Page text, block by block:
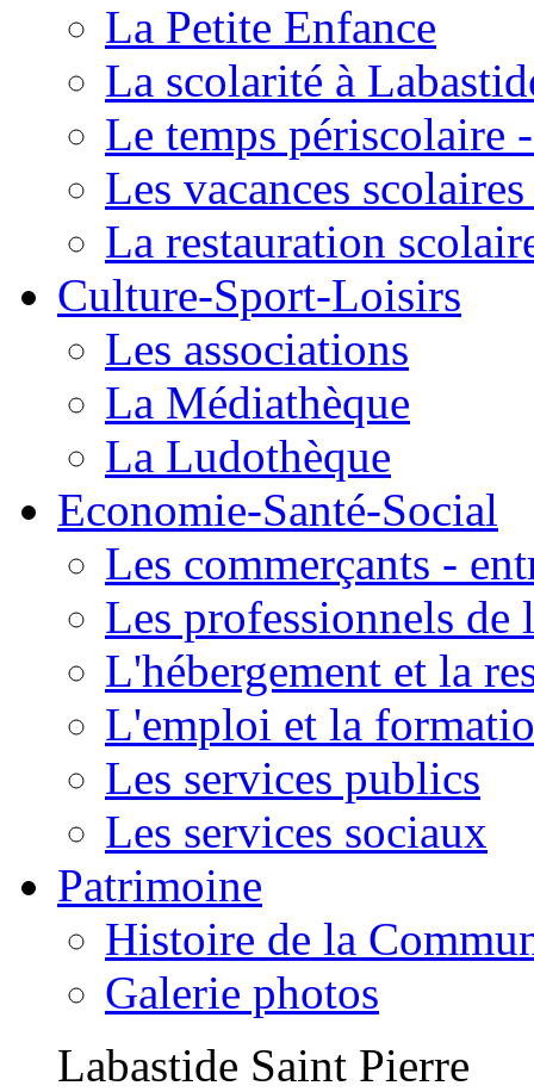
La Petite Enfance
La scolarité à
Le temps périscolaire
Les vacances
La restauration
Culture-Sport-Loisirs
Les associations
La Médiathèque
La Ludothèque
Economie-Santé-Social
Les commerçants -
Les professionnels de
L'hébergement et la
L'emploi et la
Les services publics
Les services sociaux
Patrimoine
Histoire de la
Galerie photos
Labastide Saint Pierre